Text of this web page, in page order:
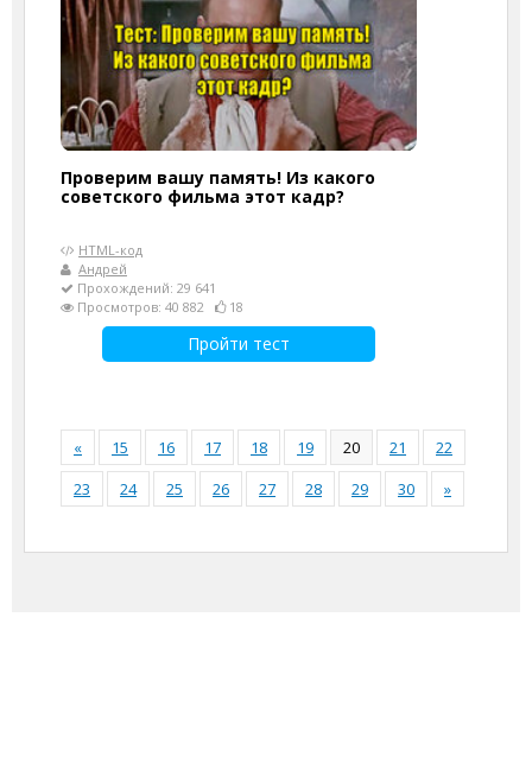
Проверим вашу память! Из какого
советского фильма этот кадр?
HTML-код
Андрей
Прохождений: 29 641
Просмотров: 40 882
18
Пройти тест
« 15 16 17 18 19 20 21
22
23
24 25 26 27 28 29 30 »